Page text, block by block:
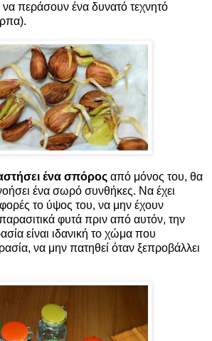
περάσουν ένα δυνατό τεχνητό
ένα σπόρος από μόνος του, θα
ένα σωρό συνθήκες. Να έχει
το ύψος του, να μην έχουν
φυτά πριν από αυτόν, την
είναι ιδανική το χώμα που
να μην πατηθεί όταν ξεπροβάλλει